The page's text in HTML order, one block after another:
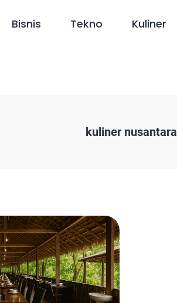
Bisnis Tekno Kuliner
kuliner nusantara